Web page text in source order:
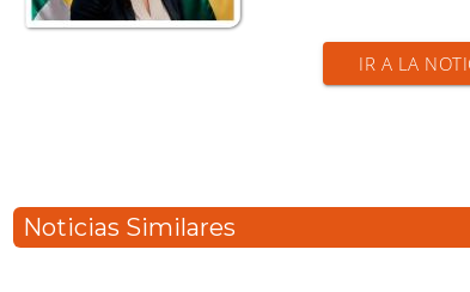
IR A LA
Noticias Similares